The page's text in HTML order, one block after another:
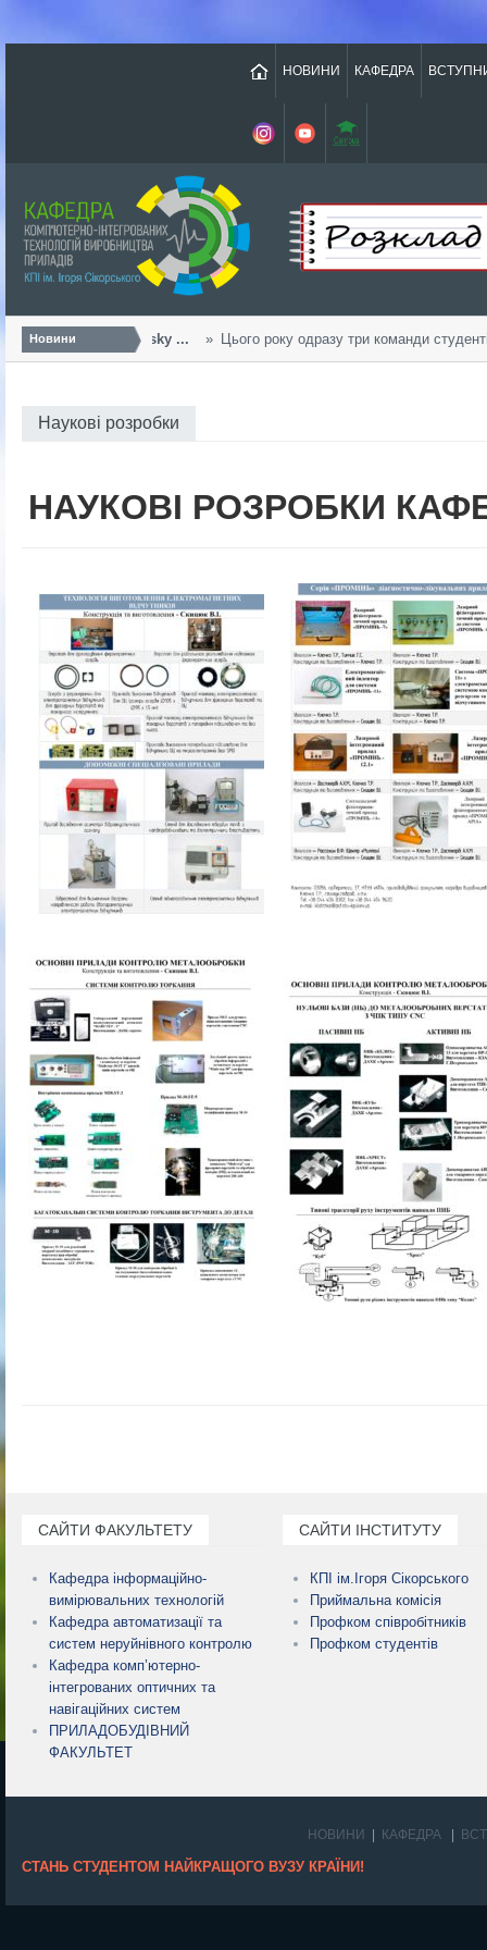
НОВИНИ КАФЕДРА
Новини
Урожайний «Sikorsky ... Цього року одразу три команди
Наукові розробки
НАУКОВІ РОЗРОБКИ
САЙТИ ФАКУЛЬТЕТУ
Кафедра інформаційно-
вимірювальних технологій
Кафедра автоматизації та
систем неруйнівного контролю
Кафедра комп’ютерно-
інтегрованих оптичних та
навігаційних систем
ПРИЛАДОБУДІВНИЙ
ФАКУЛЬТЕТ
САЙТИ ІНСТИТУТУ
КПІ ім.Ігоря Сікорського
Приймальна комісія
Профком співробітників
Профком студентів
НОВИНИ КАФЕДРА
СТАНЬ СТУДЕНТОМ НАЙКРАЩОГО ВУЗУ КРАЇНИ!